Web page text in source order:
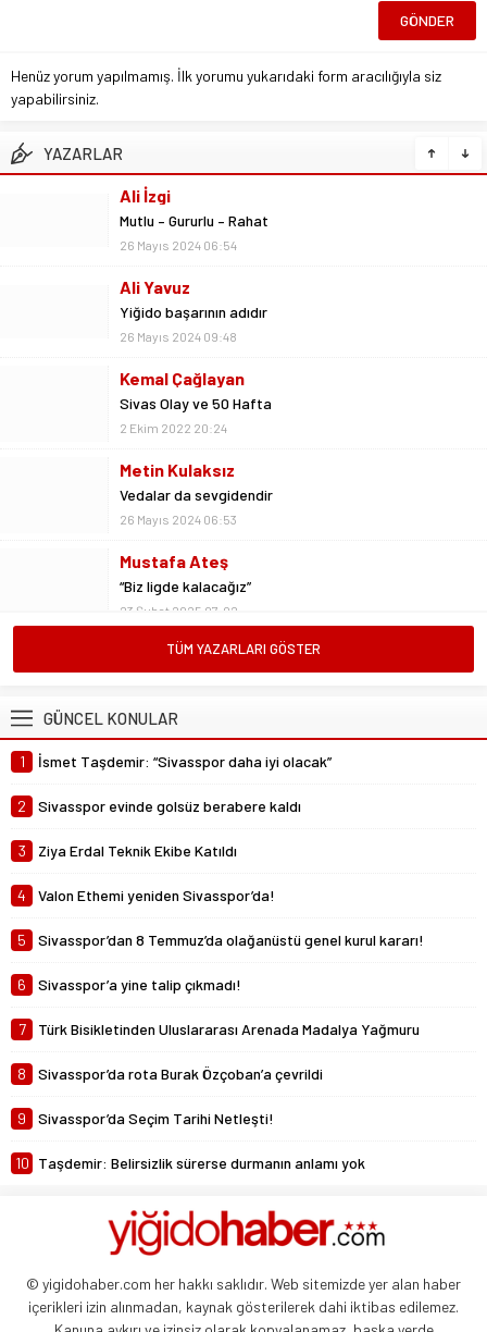
Henüz yorum yapılmamış. İlk yorumu yukarıdaki form aracılığıyla siz
yapabilirsiniz.
YAZARLAR
Ali İzgi
Mutlu – Gururlu – Rahat
26 Mayıs 2024 06:54
Ali Yavuz
Yiğido başarının adıdır
26 Mayıs 2024 09:48
Kemal Çağlayan
Sivas Olay ve 50 Hafta
2 Ekim 2022 20:24
Metin Kulaksız
Vedalar da sevgidendir
26 Mayıs 2024 06:53
Mustafa Ateş
“Biz ligde kalacağız”
23 Şubat 2025 07:02
Abdullah Yiğit
Böyle ayrılık olmaz
TÜM YAZARLARI GÖSTER
GÜNCEL KONULAR
1 İsmet Taşdemir: “Sivasspor daha iyi olacak”
2 Sivasspor evinde golsüz berabere kaldı
3 Ziya Erdal Teknik Ekibe Katıldı
4 Valon Ethemi yeniden Sivasspor’da!
5 Sivasspor’dan 8 Temmuz’da olağanüstü genel kurul kararı!
6 Sivasspor’a yine talip çıkmadı!
7 Türk Bisikletinden Uluslararası Arenada Madalya Yağmuru
8 Sivasspor’da rota Burak Özçoban’a çevrildi
9 Sivasspor’da Seçim Tarihi Netleşti!
10 Taşdemir: Belirsizlik sürerse durmanın anlamı yok
© yigidohaber.com her hakkı saklıdır. Web sitemizde yer alan haber
içerikleri izin alınmadan, kaynak gösterilerek dahi iktibas edilemez.